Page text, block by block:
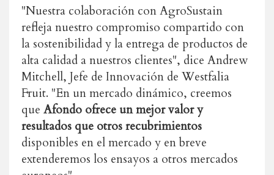
"Nuestra colaboración con AgroSustain
refleja nuestro compromiso compartido con
la sostenibilidad y la entrega de productos de
alta calidad a nuestros clientes", dice Andrew
Mitchell, Jefe de Innovación de Westfalia
Fruit. "En un mercado dinámico, creemos
que Afondo ofrece un mejor valor y
resultados que otros recubrimientos
disponibles en el mercado y en breve
extenderemos los ensayos a otros mercados